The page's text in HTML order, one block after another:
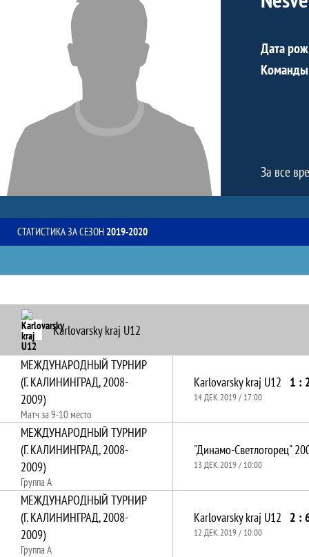
Дата
За все
СТАТИСТИКА ЗА СЕЗОН 2019-2020
Karlovarsky kraj U12
МЕЖДУНАРОДНЫЙ ТУРНИР
(Г. КАЛИНИНГРАД, 2008-
2009)
Матч за 9-10 место
Karlovarsky kraj U12 1 :
14 ДЕК. 2019 / 17:00
МЕЖДУНАРОДНЫЙ ТУРНИР
(Г. КАЛИНИНГРАД, 2008-
2009)
Группа А
"Динамо-Светлогорец"
13 ДЕК. 2019 / 10:00
МЕЖДУНАРОДНЫЙ ТУРНИР
(Г. КАЛИНИНГРАД, 2008-
2009)
Группа А
Karlovarsky kraj U12 2 :
12 ДЕК. 2019 / 10:00